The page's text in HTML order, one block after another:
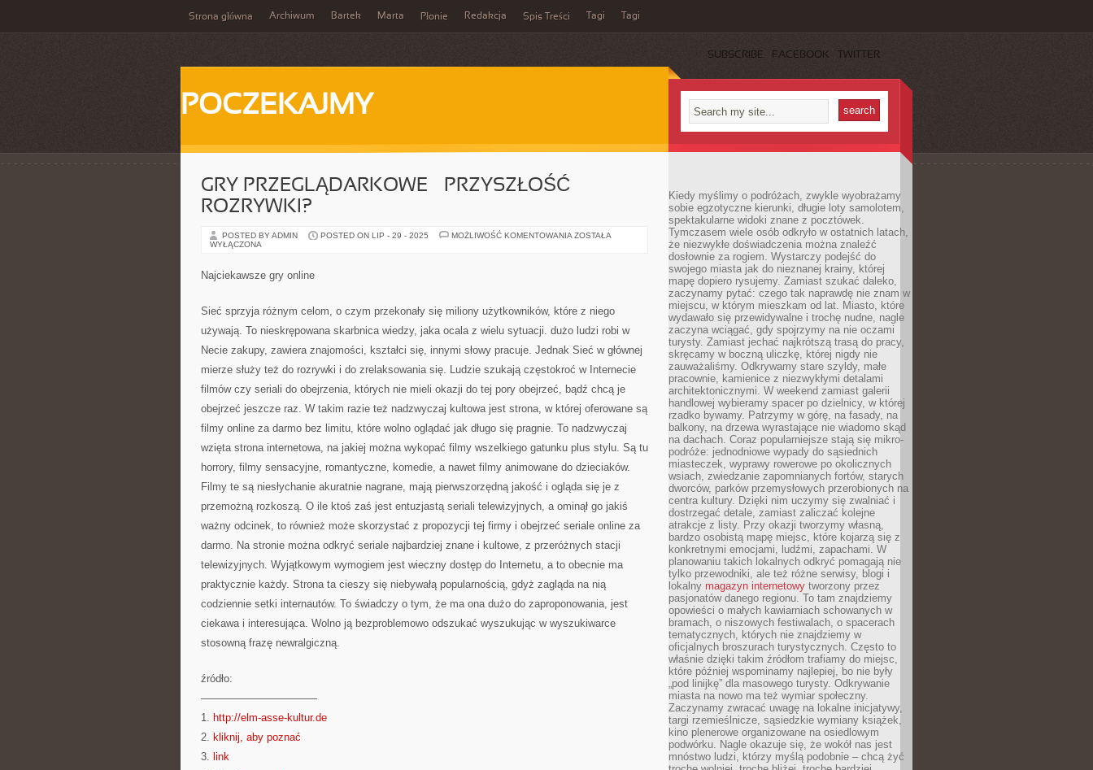
Strona główna Archiwum Bartek Marta Płonie Redakcja Spis Treści Tagi Tagi
SUBSCRIBE FACEBOOK TWITTER
POCZEKAJMY
GRY PRZEGLĄDARKOWE – PRZYSZŁOŚĆ
ROZRYWKI?
POSTED BY ADMIN POSTED ON LIP - 29 - 2025 MOŻLIWOŚĆ KOMENTOWANIA GRY
ZOSTAŁA
WYŁĄCZONA
Najciekawsze gry online
Sieć sprzyja różnym celom, o czym przekonały się miliony użytkowników, które z niego
używają. To nieskrępowana skarbnica wiedzy, jaka ocala z wielu sytuacji. dużo ludzi robi w
Necie zakupy, zawiera znajomości, kształci się, innymi słowy pracuje. Jednak Sieć w głównej
mierze służy też do rozrywki i do zrelaksowania się. Ludzie szukają częstokroć w Internecie
filmów czy seriali do obejrzenia, których nie mieli okazji do tej pory obejrzeć, bądź chcą je
obejrzeć jeszcze raz. W takim razie też nadzwyczaj kultowa jest strona, w której oferowane są
filmy online za darmo bez limitu, które wolno oglądać jak długo się pragnie. To nadzwyczaj
wzięta strona internetowa, na jakiej można wykopać filmy wszelkiego gatunku plus stylu. Są tu
horrory, filmy sensacyjne, romantyczne, komedie, a nawet filmy animowane do dzieciaków.
Filmy te są niesłychanie akuratnie nagrane, mają pierwszorzędną jakość i ogląda się je z
przemożną rozkoszą. O ile ktoś zaś jest entuzjastą seriali telewizyjnych, a ominął go jakiś
ważny odcinek, to również może skorzystać z propozycji tej firmy i obejrzeć seriale online za
darmo. Na stronie można odkryć seriale najbardziej znane i kultowe, z przeróżnych stacji
telewizyjnych. Wyjątkowym wymogiem jest wieczny dostęp do Internetu, a to obecnie ma
praktycznie każdy. Strona ta cieszy się niebywałą popularnością, gdyż zagląda na nią
codziennie setki internautów. To świadczy o tym, że ma ona dużo do zaproponowania, jest
ciekawa i interesująca. Wolno ją bezproblemowo odszukać wyszukując w wyszukiwarce
stosowną frazę newralgiczną.
źródło:
———————————
1. http://elm-asse-kultur.de
2. kliknij, aby poznać
3. link
Kiedy myślimy o podróżach, zwykle wyobrażamy
sobie egzotyczne kierunki, długie loty samolotem,
spektakularne widoki znane z pocztówek.
Tymczasem wiele osób odkryło w ostatnich latach,
że niezwykłe doświadczenia można znaleźć
dosłownie za rogiem. Wystarczy podejść do
swojego miasta jak do nieznanej krainy, której
mapę dopiero rysujemy. Zamiast szukać daleko,
zaczynamy pytać: czego tak naprawdę nie znam w
miejscu, w którym mieszkam od lat. Miasto, które
wydawało się przewidywalne i trochę nudne, nagle
zaczyna wciągać, gdy spojrzymy na nie oczami
turysty. Zamiast jechać najkrótszą trasą do pracy,
skręcamy w boczną uliczkę, której nigdy nie
zauważaliśmy. Odkrywamy stare szyldy, małe
pracownie, kamienice z niezwykłymi detalami
architektonicznymi. W weekend zamiast galerii
handlowej wybieramy spacer po dzielnicy, w której
rzadko bywamy. Patrzymy w górę, na fasady, na
balkony, na drzewa wyrastające nie wiadomo skąd
na dachach. Coraz popularniejsze stają się mikro-
podróże: jednodniowe wypady do sąsiednich
miasteczek, wyprawy rowerowe po okolicznych
wsiach, zwiedzanie zapomnianych fortów, starych
dworców, parków przemysłowych przerobionych na
centra kultury. Dzięki nim uczymy się zwalniać i
dostrzegać detale, zamiast zaliczać kolejne
atrakcje z listy. Przy okazji tworzymy własną,
bardzo osobistą mapę miejsc, które kojarzą się z
konkretnymi emocjami, ludźmi, zapachami. W
planowaniu takich lokalnych odkryć pomagają nie
tylko przewodniki, ale też różne serwisy, blogi i
lokalny magazyn internetowy tworzony przez
pasjonatów danego regionu. To tam znajdziemy
opowieści o małych kawiarniach schowanych w
bramach, o niszowych festiwalach, o spacerach
tematycznych, których nie znajdziemy w
oficjalnych broszurach turystycznych. Często to
właśnie dzięki takim źródłom trafiamy do miejsc,
które później wspominamy najlepiej, bo nie były
„pod linijkę” dla masowego turysty. Odkrywanie
miasta na nowo ma też wymiar społeczny.
Zaczynamy zwracać uwagę na lokalne inicjatywy,
targi rzemieślnicze, sąsiedzkie wymiany książek,
kino plenerowe organizowane na osiedlowym
podwórku. Nagle okazuje się, że wokół nas jest
mnóstwo ludzi, którzy myślą podobnie – chcą żyć